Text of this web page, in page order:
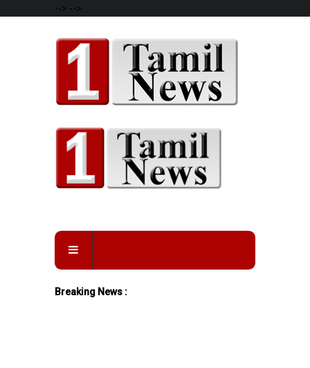
--> -->
Breaking News :